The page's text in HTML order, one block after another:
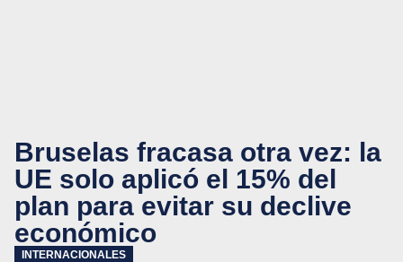
Bruselas fracasa otra vez: la
UE solo aplicó el 15% del
plan para evitar su declive
económico
INTERNACIONALES